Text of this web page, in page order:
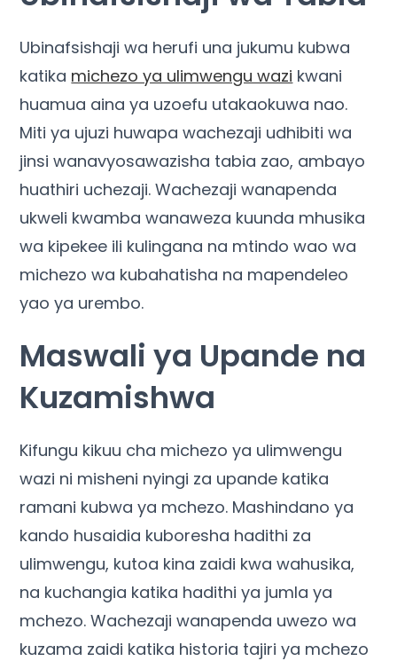
Ubinafsishaji wa herufi una jukumu kubwa
katika michezo ya ulimwengu wazi kwani
huamua aina ya uzoefu utakaokuwa nao.
Miti ya ujuzi huwapa wachezaji udhibiti wa
jinsi wanavyosawazisha tabia zao, ambayo
huathiri uchezaji. Wachezaji wanapenda
ukweli kwamba wanaweza kuunda mhusika
wa kipekee ili kulingana na mtindo wao wa
michezo wa kubahatisha na mapendeleo
yao ya urembo.
Maswali ya Upande na
Kuzamishwa
Kifungu kikuu cha michezo ya ulimwengu
wazi ni misheni nyingi za upande katika
ramani kubwa ya mchezo. Mashindano ya
kando husaidia kuboresha hadithi za
ulimwengu, kutoa kina zaidi kwa wahusika,
na kuchangia katika hadithi ya jumla ya
mchezo. Wachezaji wanapenda uwezo wa
kuzama zaidi katika historia tajiri ya mchezo